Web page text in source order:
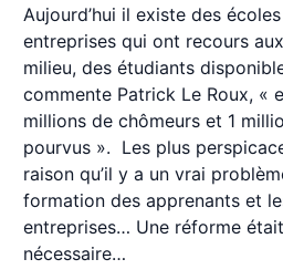
Aujourd’hui il existe des
entreprises qui ont recours
milieu, des étudiants
commente Patrick Le Roux, «
millions de chômeurs et 1
pourvus ». Les plus
raison qu’il y a un vrai
formation des apprenants et
entreprises… Une réforme
nécessaire…